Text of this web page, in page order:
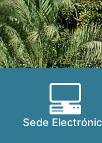
Sede